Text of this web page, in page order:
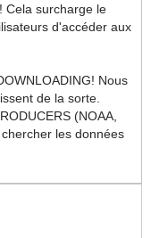
Cela surcharge le
d'accéder aux
Nous
de la sorte.
(NOAA,
les données